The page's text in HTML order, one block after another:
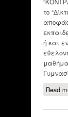
το
ή και
Read